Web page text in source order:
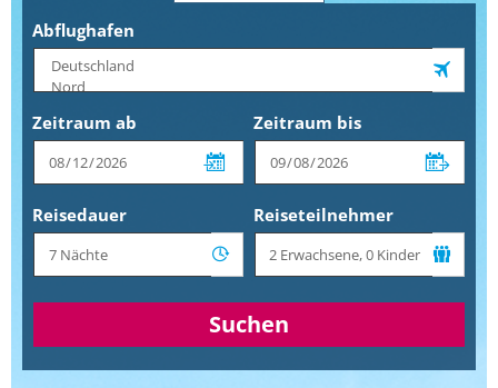
Abflughafen
Zeitraum ab Zeitraum bis
Reisedauer Reiseteilnehmer
Suchen